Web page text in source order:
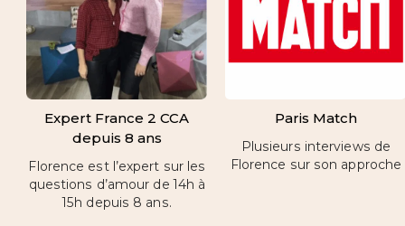
Expert France 2 CCA
depuis 8 ans
Florence est l’expert sur les
questions d’amour de 14h à
15h depuis 8 ans.
Paris Match
Plusieurs interviews de
Florence sur son approche